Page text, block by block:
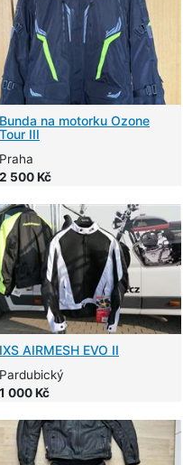
Bunda na motorku Ozone
Tour III
Praha
2 500 Kč
IXS AIRMESH EVO II
Pardubický
1 000 Kč